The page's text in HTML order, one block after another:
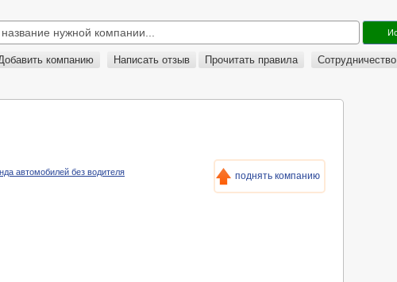
компанию Написать отзыв Прочитать правила Сотрудничество
автомобилей без водителя поднять компанию